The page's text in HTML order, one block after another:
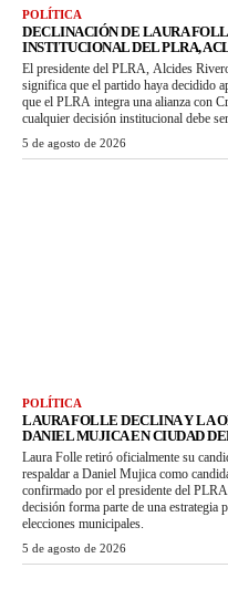
POLÍTICA
DECLINACIÓN DE LAURA
INSTITUCIONAL DEL PLRA,
El presidente del PLRA, Alcides
significa que el partido haya decidido
que el PLRA integra una alianza con
cualquier decisión institucional debe
5 de agosto de 2026
POLÍTICA
LAURA FOLLE DECLINA Y LA
DANIEL MUJICA EN CIUDAD
Laura Folle retiró oficialmente su
respaldar a Daniel Mujica como
confirmado por el presidente del
decisión forma parte de una estrategia
elecciones municipales.
5 de agosto de 2026